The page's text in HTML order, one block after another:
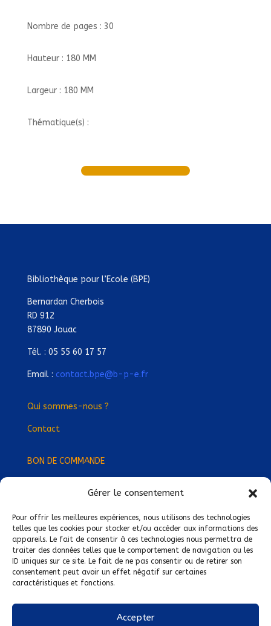
Gérer le consentement
Pour offrir les meilleures expériences, nous utilisons des technologies
telles que les cookies pour stocker et/ou accéder aux informations des
appareils. Le fait de consentir à ces technologies nous permettra de
traiter des données telles que le comportement de navigation ou les
ID uniques sur ce site. Le fait de ne pas consentir ou de retirer son
consentement peut avoir un effet négatif sur certaines
caractéristiques et fonctions.
Accepter
Nombre de pages : 30
Hauteur : 180 MM
Largeur : 180 MM
Thématique(s) :
Bibliothèque pour l’Ecole (BPE)
Bernardan Cherbois
RD 912
87890 Jouac
Tél. : 05 55 60 17 57
Email : contact.bpe@b-p-e.fr
Qui sommes-nous ?
Contact
BON DE COMMANDE
Devenez Délégué·e Régional·e !
Trouvez-nous près de chez vous !
Mentions légales
Conditions générales de vente
Politique de confidentialité